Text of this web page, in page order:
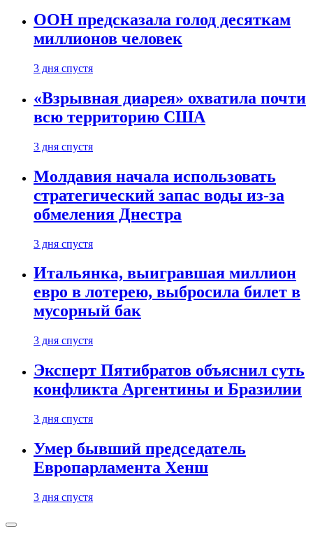
ООН предсказала голод десяткам
миллионов человек
3 дня спустя
«Взрывная диарея» охватила почти
всю территорию США
3 дня спустя
Молдавия начала использовать
стратегический запас воды из-за
обмеления Днестра
3 дня спустя
Итальянка, выигравшая миллион
евро в лотерею, выбросила билет в
мусорный бак
3 дня спустя
Эксперт Пятибратов объяснил суть
конфликта Аргентины и Бразилии
3 дня спустя
Умер бывший председатель
Европарламента Хенш
3 дня спустя